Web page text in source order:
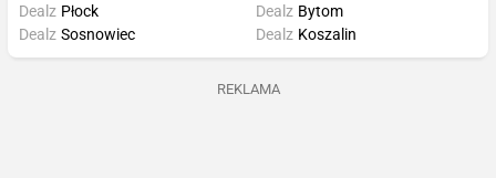
Dealz Płock
Dealz Sosnowiec
Dealz Bytom
Dealz Koszalin
REKLAMA